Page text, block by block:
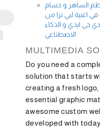
الساهر و حسام
اغنية لبي ترا من
جي ايدي و الذكاء
الاصطناعي
MULTIMEDIA
Do you need a
solution that starts
creating a fresh
essential graphic
awesome custom
developed with